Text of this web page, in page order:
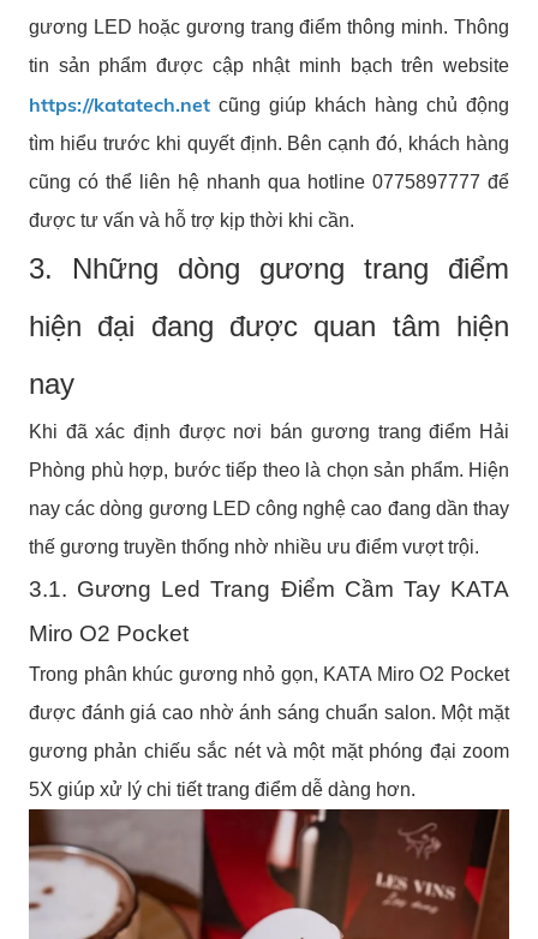
gương LED hoặc gương trang điểm thông minh. Thông
tin sản phẩm được cập nhật minh bạch trên website
https://katatech.net cũng giúp khách hàng chủ động
tìm hiểu trước khi quyết định. Bên cạnh đó, khách hàng
cũng có thể liên hệ nhanh qua hotline 0775897777 để
được tư vấn và hỗ trợ kịp thời khi cần.
3. Những dòng gương trang điểm
hiện đại đang được quan tâm hiện
nay
Khi đã xác định được nơi bán gương trang điểm Hải
Phòng phù hợp, bước tiếp theo là chọn sản phẩm. Hiện
nay các dòng gương LED công nghệ cao đang dần thay
thế gương truyền thống nhờ nhiều ưu điểm vượt trội.
3.1. Gương Led Trang Điểm Cầm Tay KATA
Miro O2 Pocket
Trong phân khúc gương nhỏ gọn, KATA Miro O2 Pocket
được đánh giá cao nhờ ánh sáng chuẩn salon. Một mặt
gương phản chiếu sắc nét và một mặt phóng đại zoom
5X giúp xử lý chi tiết trang điểm dễ dàng hơn.